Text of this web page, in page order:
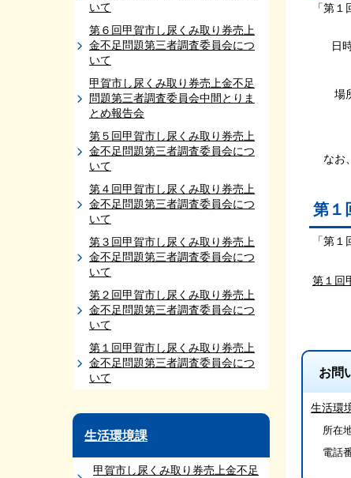
いて
第６回甲賀市し尿くみ取り券売上
金不足問題第三者調査委員会につ
いて
甲賀市し尿くみ取り券売上金不足
問題第三者調査委員会中間とりま
とめ報告会
第５回甲賀市し尿くみ取り券売上
金不足問題第三者調査委員会につ
いて
第４回甲賀市し尿くみ取り券売上
金不足問題第三者調査委員会につ
いて
第３回甲賀市し尿くみ取り券売上
金不足問題第三者調査委員会につ
いて
第２回甲賀市し尿くみ取り券売上
金不足問題第三者調査委員会につ
いて
第１回甲賀市し尿くみ取り券売上
金不足問題第三者調査委員会につ
いて
生活環境課
甲賀市し尿くみ取り券売上金不足
「第
日時
１７
場所
別
なお
第１
「第
第１回
お問
生活環
所在
電話